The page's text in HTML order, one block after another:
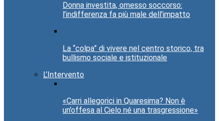
Donna investita, omesso soccorso:
l’indifferenza fa più male dell’impatto
La “colpa” di vivere nel centro storico, tra
bullismo sociale e istituzionale
L’Intervento
«Carri allegorici in Quaresima? Non è
un’offesa al Cielo né una trasgressione»